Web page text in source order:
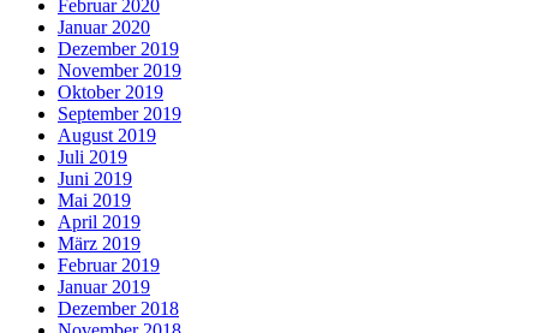
Februar 2020
Januar 2020
Dezember 2019
November 2019
Oktober 2019
September 2019
August 2019
Juli 2019
Juni 2019
Mai 2019
April 2019
März 2019
Februar 2019
Januar 2019
Dezember 2018